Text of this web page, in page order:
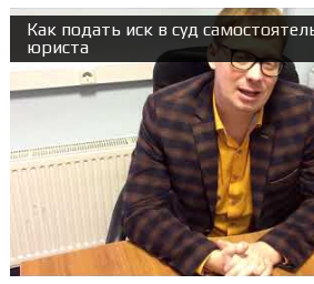
Как подать иск в суд
юриста